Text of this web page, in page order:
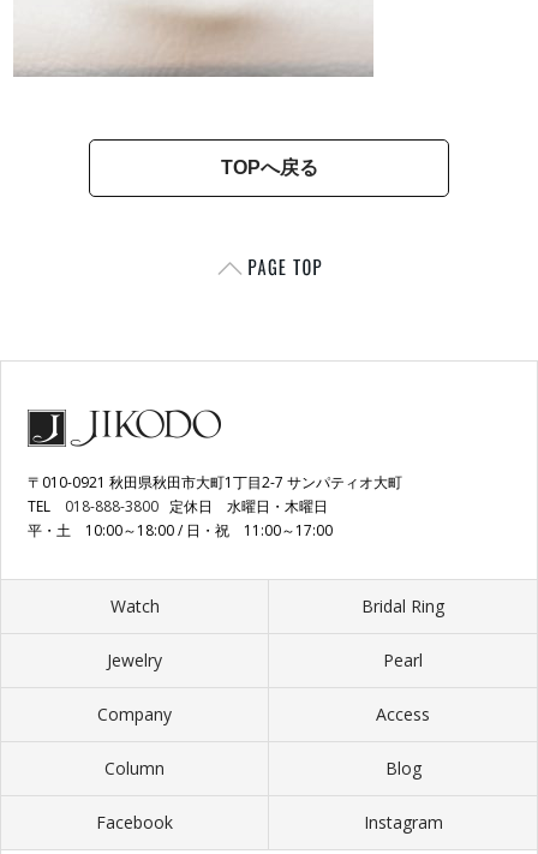
TOPへ戻る
〒010-0921 秋田県秋田市大町1丁目2-7 サンパティオ大町
TEL 018-888-3800 定休日 水曜日・木曜日
平・土 10:00～18:00 / 日・祝 11:00～17:00
Watch Bridal Ring
Jewelry Pearl
Company Access
Column Blog
Facebook Instagram